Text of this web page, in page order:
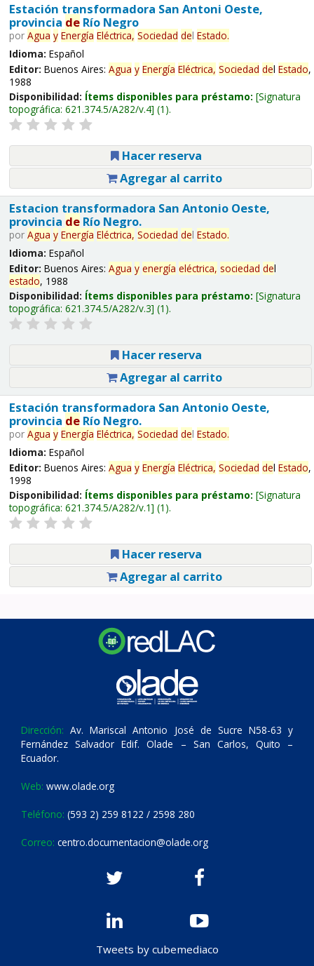
Estación transformadora San Antoni Oeste,
provincia deRío Negro
por Agua y Energía Eléctrica, Sociedad del Estado.
Idioma: Español
Editor: Buenos Aires: Agua y Energía Eléctrica, Sociedad del Estado,
1988
Disponibilidad: Ítems disponibles para préstamo: Signatura
topográfica: 621.374.5/A282/v.4 (1).
Hacer reserva
Agregar al carrito
Estacion transformadora San Antonio Oeste,
provincia deRío Negro.
por Agua y Energía Eléctrica, Sociedad del Estado.
Idioma: Español
Editor: Buenos Aires: Agua y energía eléctrica, sociedad del
estado, 1988
Disponibilidad: Ítems disponibles para préstamo: Signatura
topográfica: 621.374.5/A282/v.3 (1).
Hacer reserva
Agregar al carrito
Estación transformadora San Antonio Oeste,
provincia deRío Negro.
por Agua y Energía Eléctrica, Sociedad del Estado.
Idioma: Español
Editor: Buenos Aires: Agua y Energía Eléctrica, Sociedad del Estado,
1998
Disponibilidad: Ítems disponibles para préstamo: Signatura
topográfica: 621.374.5/A282/v.1 (1).
Hacer reserva
Agregar al carrito
Dirección: Av. Mariscal Antonio José de Sucre N58-63 y
Fernández Salvador Edif. Olade – San Carlos, Quito –
Ecuador.
Web: www.olade.org
Teléfono: (593 2) 259 8122 / 2598 280
Correo: centro.documentacion@olade.org
Tweets by cubemediaco